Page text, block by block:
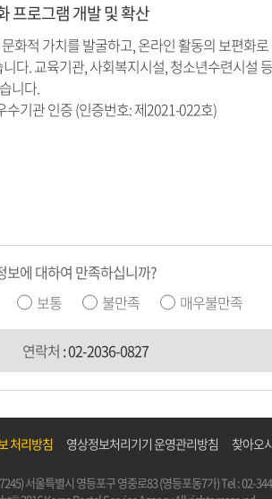
프로그램 개발 및 확산
화적 가치를 발굴하고, 온라인 활동의 보편화
다. 교육기관, 사회복지시설, 청소년수련시설
니다.
수기관 인증 (인증번호: 제2021-022호)
보에 대하여 만족하십니까?
보통 불만족 매우불만족
연락처 :02-2036-0827
처리방침 영상정보처리기기 운영관리방침 찾아오
서울특별시 영등포구 영중로83 (영등포동7가)Tel :02-